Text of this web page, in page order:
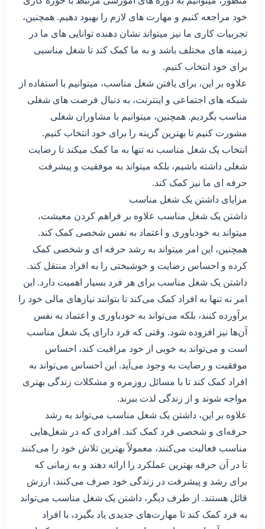
خود مراجعه کنیم و مهارت های لازم را بهبود دهیم. همچنین،
تجربیات کاری ما نیز میتواند نشان دهنده توانایی های ما در
زمینه های مختلف باشد و به ما کمک کند تا شغل مناسبی
برای خود انتخاب کنیم.
علاوه بر این، برای یافتن شغل مناسب، میتوانیم با استفاده از
شبکه های اجتماعی و اینترنت، به دنبال فرصت های شغلی
مناسب بگردیم. همچنین، میتوانیم با مشاوران شغلی
مشورت کنیم تا بهترین گزینه را برای خود انتخاب کنیم.
انتخاب یک شغل مناسب نه تنها به ما کمک میکند تا رضایت
شغلی داشته باشیم، بلکه میتواند به موفقیت و پیشرفت
حرفه ای ما نیز کمک کند.
مزایای داشتن یک شغل مناسب
داشتن یک شغل مناسب علاوه بر فراهم کردن معیشت،
میتواند به خودباوری و اعتماد به نفس شخصی کمک کند.
همچنین، این امر میتواند به رشد حرفه ای و شخصی کمک
کرده و احساس رضایت و خوشبختی را به افراد منتقل کند.
داشتن یک شغل مناسب برای هر فرد بسیار اهمیت دارد. این
امر نه تنها به افراد کمک می‌کند تا بتوانند نیازهای مالی خود را
برآورده کنند، بلکه می‌تواند به خودباوری و اعتماد به نفس
آن‌ها نیز افزوده شود. وقتی که فرد دارای یک شغل مناسب
است و می‌تواند به خوبی از خود مراقبت کند، احساس
موفقیت و رضایت به وجود می‌آید. این احساس می‌تواند به
افراد کمک کند تا با مسائل روزمره و مشکلات زندگی بهتری
مواجه شوند و از زندگی لذت ببرند.
علاوه بر این، داشتن یک شغل مناسب می‌تواند به رشد
حرفه‌ای و شخصی فرد کمک کند. افرادی که در شغل‌هایی
مناسب فعالیت می‌کنند، معمولاً بهترین تلاش خود را می‌کنند
تا در آن حرفه بهترین عملکرد را ارائه دهند و به زمانی که
برای رشد و پیشرفت در زندگی خود صرف می‌کنند، ارزش
قائل هستند. از طرف دیگر، داشتن یک شغل مناسب می‌تواند
به فرد کمک کند تا مهارت‌های جدیدی یاد بگیرد، با افراد